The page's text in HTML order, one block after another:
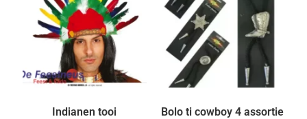
Indianen tooi
Bolo ti cowboy 4 assortie